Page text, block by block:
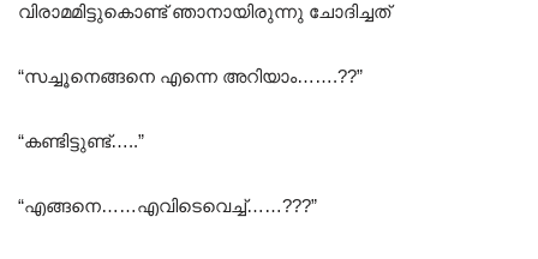
വിരാമമിട്ടുകൊണ്ട് ഞാനായിരുന്നു ചോദിച്ചത്
“സച്ചൂനെങ്ങനെ എന്നെ അറിയാം…….??”
“കണ്ടിട്ടുണ്ട്…..”
“എങ്ങനെ……എവിടെവെച്ച്……???”